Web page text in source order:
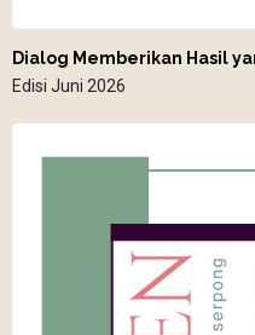
Dialog Memberikan Hasil
Edisi Juni 2026